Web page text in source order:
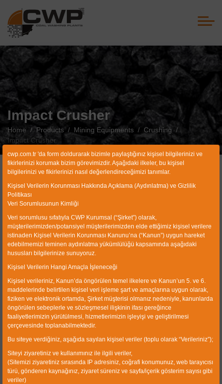
Impact Crusher
Home Products Mining Equipments
Crushing
Impact Crusher
CWP impact crushers are used for crushing of soft and
medium hard materials with high productivity and high
reduction ratio. CWP impact crushers present low capital
cost solutions, maximum performance and good cubical
shape and enables the lowest operating costs.
manufactured with firm structure to work with more power,
longer durability and more efficient crushing.
CWP designed impact crusher include wear parts which
can be used interchangeably to equate the abrasion on
parts and maximize the utility gained from the wear parts.
The CWP Impact Crusher is equipped with banana
shaped hammers which can sharpen themselves for their
unique shape. The hammers are also manufactured as
cwp.com.tr 'da form doldurarak bizimle paylaştığınız kişisel bilgilerinizi ve
fikirlerinizi korumak bizim görevimizdir. Aşağıdaki ilkeler, bu kişisel
bilgilerinizi ve fikirlerinizi nasıl değerlendireceğimizi tanımlar.
Kişisel Verilerin Korunması Hakkında Açıklama (Aydınlatma) ve Gizlilik
Politikası
Veri Sorumlusunun Kimliği
Veri sorumlusu sıfatıyla CWP Kurumsal (“Şirket”) olarak,
müşterilerimizden/potansiyel müşterilerimizden elde ettiğimiz kişisel verilere
istinaden Kişisel Verilerin Korunması Kanunu’na (“Kanun”) uygun hareket
edebilmemizi teminen aydınlatma yükümlülüğü kapsamında aşağıdaki
hususları bilgilerinize sunuyoruz.
Kişisel Verilerin Hangi Amaçla İşleneceği
Kişisel verileriniz, Kanun’da öngörülen temel ilkelere ve Kanun’un 5. ve 6.
maddelerinde belirtilen kişisel veri işleme şart ve amaçlarına uygun olarak,
fiziken ve elektronik ortamda, Şirket müşterisi olmanız nedeniyle, kanunlarda
öngörülen sebeplerle ve sözleşmesel ilişkinin ifası gereğince
faaliyetlerimizin yürütülmesi, hizmetlerimizin işleyişi ve geliştirilmesi
çerçevesinde toplanabilmektedir.
Bu siteye verdiğiniz, aşağıda sayılan kişisel veriler (toplu olarak “Verileriniz”);
Siteyi ziyaretiniz ve kullanımınız ile ilgili veriler,
(Sitemizi ziyaretiniz sırasında IP adresiniz, coğrafi konumunuz, web tarayıcısı
türü, gönderen kaynağınız, ziyaret süreniz ve sayfa/içerik gösterim sayısı gibi
veriler)